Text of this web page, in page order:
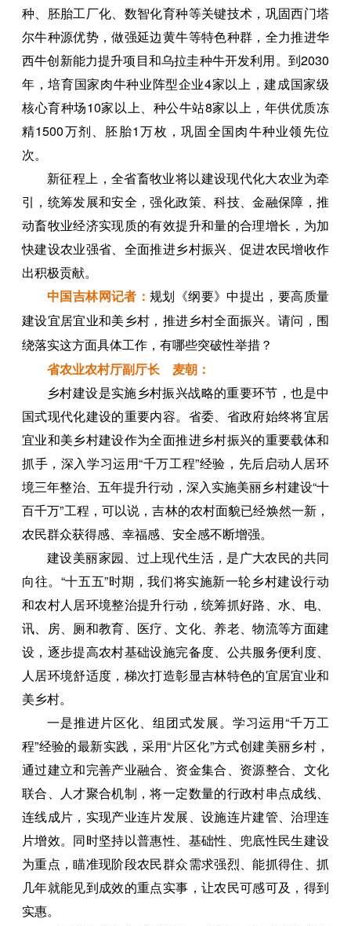
种、胚胎工厂化、数智化育种等关键技术，巩固西门塔
尔牛种源优势，做强延边黄牛等特色种群，全力推进华
西牛创新能力提升项目和乌拉圭种牛开发利用。到2030
年，培育国家肉牛种业阵型企业4家以上，建成国家级
核心育种场10家以上、种公牛站8家以上，年供优质冻
精1500万剂、胚胎1万枚，巩固全国肉牛种业领先位
次。
新征程上，全省畜牧业将以建设现代化大农业为牵
引，统筹发展和安全，强化政策、科技、金融保障，推
动畜牧业经济实现质的有效提升和量的合理增长，为加
快建设农业强省、全面推进乡村振兴、促进农民增收作
出积极贡献。
中国吉林网记者 ：规划《纲要》中提出，要高质量
建设宜居宜业和美乡村，推进乡村全面振兴。请问，围
绕落实这方面具体工作，有哪些突破性举措？
省农业农村厅副厅长 麦朝：
乡村建设是实施乡村振兴战略的重要环节，也是中
国式现代化建设的重要内容。省委、省政府始终将宜居
宜业和美乡村建设作为全面推进乡村振兴的重要载体和
抓手，深入学习运用“千万工程”经验，先后启动人居环
境三年整治、五年提升行动，深入实施美丽乡村建设“十
百千万”工程，可以说，吉林的农村面貌已经焕然一新，
农民群众获得感、幸福感、安全感不断增强。
建设美丽家园、过上现代生活，是广大农民的共同
向往。“十五五”时期，我们将实施新一轮乡村建设行动
和农村人居环境整治提升行动，统筹抓好路、水、电、
讯、房、厕和教育、医疗、文化、养老、物流等方面建
设，逐步提高农村基础设施完备度、公共服务便利度、
人居环境舒适度，梯次打造彰显吉林特色的宜居宜业和
美乡村。
一是推进片区化、组团式发展。学习运用“千万工
程”经验的最新实践，采用“片区化”方式创建美丽乡村，
通过建立和完善产业融合、资金集合、资源整合、文化
联合、人才聚合机制，将一定数量的行政村串点成线、
连线成片，实现产业连片发展、设施连片建管、治理连
片增效。同时坚持以普惠性、基础性、兜底性民生建设
为重点，瞄准现阶段农民群众需求强烈、能抓得住、抓
几年就能见到成效的重点实事，让农民可感可及，得到
实惠。